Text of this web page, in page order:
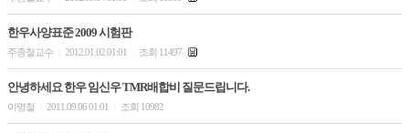
한우사양표준 2009 시험판
주종철교수 2012.01.02 01:01 조회 11497
안녕하세요 한우 임신우 TMR배합비 질문드립니다.
이명철 2011.09.06 01:01 조회 10982